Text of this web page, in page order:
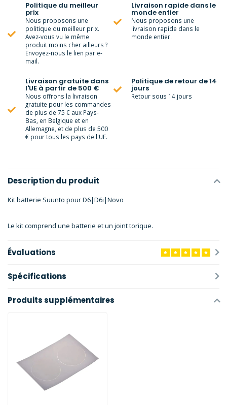
Politique du meilleur
prix
Nous proposons une
politique du meilleur prix.
Avez-vous vu le même
produit moins cher ailleurs ?
Envoyez-nous le lien par e-
mail.
Livraison rapide dans le
monde entier
Nous proposons une
livraison rapide dans le
monde entier.
Livraison gratuite dans
l'UE à partir de 500 €
Nous offrons la livraison
gratuite pour les commandes
de plus de 75 € aux Pays-
Bas, en Belgique et en
Allemagne, et de plus de 500
€ pour tous les pays de l'UE.
Politique de retour de 14
jours
Retour sous 14 jours
Description du produit
Kit batterie Suunto pour D6|D6i|Novo
Le kit comprend une batterie et un joint torique.
Évaluations
Spécifications
Produits supplémentaires